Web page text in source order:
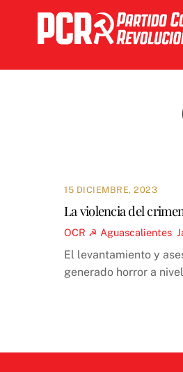
content
15 DICIEMBRE, 2023
La violencia del
OCR ☭ Aguascalientes
El levantamiento y
generado horror a